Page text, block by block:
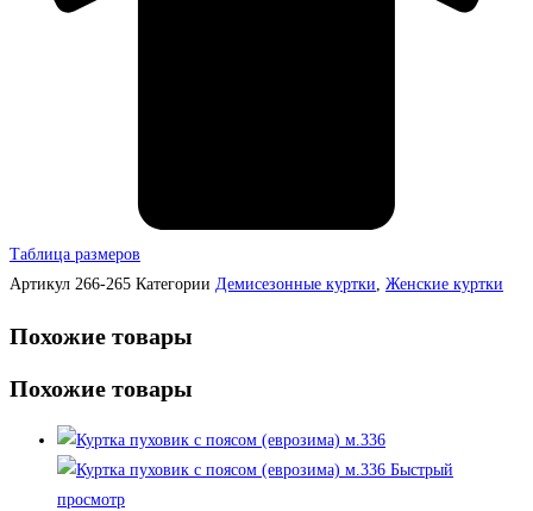
Таблица размеров
Артикул 266-265 Категории Демисезонные куртки, Женские куртки
Похожие товары
Похожие товары
Быстрый
просмотр